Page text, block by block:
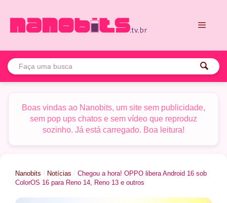
para
Boas vindas ao Nanobits, um site sem publicidade,
sem pop ups chatos e sem vídeo que reproduz
sozinho. Já está carregado. Boa leitura!
Nanobits / Notícias / Chegou a hora! OPPO libera Android 16 sob
ColorOS 16 para Reno 14, Reno 13 e outros